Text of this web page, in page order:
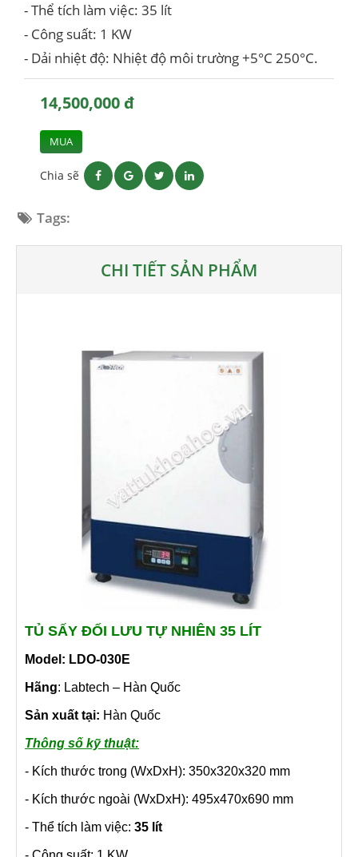
- Thể tích làm việc: 35 lít
- Công suất: 1 KW
- Dải nhiệt độ: Nhiệt độ môi trường +5°C 250°C.
14,500,000 đ
MUA
Chia sẽ
Tags:
CHI TIẾT SẢN PHẨM
TỦ SẤY ĐỐI LƯU TỰ NHIÊN 35 LÍT
Model: LDO-030E
Hãng: Labtech – Hàn Quốc
Sản xuất tại: Hàn Quốc
Thông số kỹ thuật:
- Kích thước trong (WxDxH): 350x320x320 mm
- Kích thước ngoài (WxDxH): 495x470x690 mm
- Thể tích làm việc: 35 lít